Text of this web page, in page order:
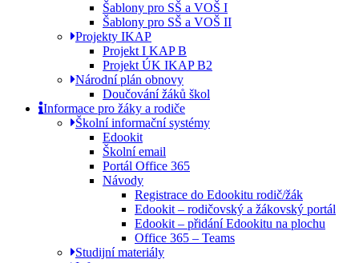
Šablony pro SŠ a VOŠ I
Šablony pro SŠ a VOŠ II
Projekty IKAP
Projekt I KAP B
Projekt ÚK IKAP B2
Národní plán obnovy
Doučování žáků škol
Informace pro žáky a rodiče
Školní informační systémy
Edookit
Školní email
Portál Office 365
Návody
Registrace do Edookitu rodič/žák
Edookit – rodičovský a žákovský portál
Edookit – přidání Edookitu na plochu
Office 365 – Teams
Studijní materiály